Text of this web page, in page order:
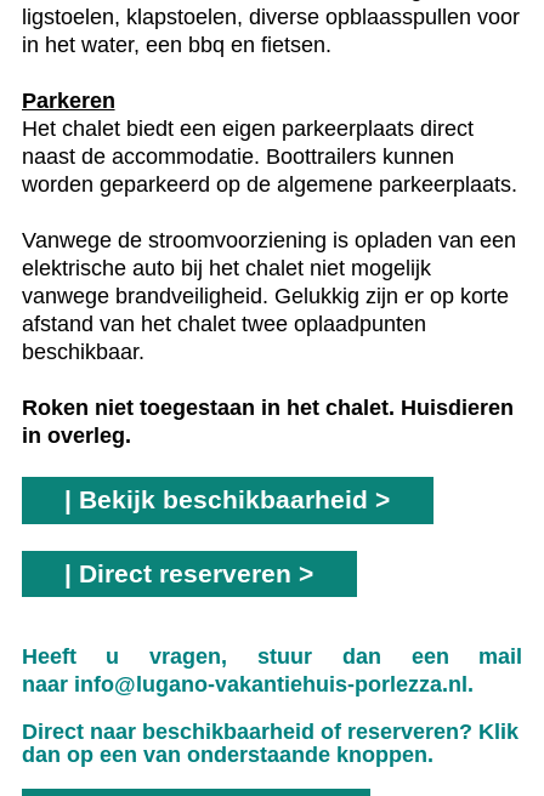
ligstoelen, klapstoelen, diverse opblaasspullen voor
in het water, een bbq en fietsen.
Parkeren
Het chalet biedt een eigen parkeerplaats direct
naast de accommodatie. Boottrailers kunnen
worden geparkeerd op de algemene parkeerplaats.
Vanwege de stroomvoorziening is opladen van een
elektrische auto bij het chalet niet mogelijk
vanwege brandveiligheid. Gelukkig zijn er op korte
afstand van het chalet twee oplaadpunten
beschikbaar.
Roken niet toegestaan in het chalet. Huisdieren
in overleg.
| Bekijk beschikbaarheid >
| Direct reserveren >
Heeft u vragen, stuur dan een mail
naar info@lugano-vakantiehuis-porlezza.nl .
Direct naar beschikbaarheid of reserveren? Klik
dan op een van onderstaande knoppen.